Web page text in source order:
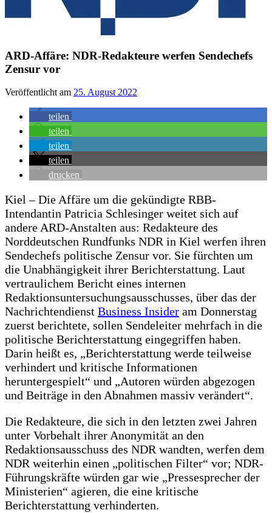
ARD-Affäre: NDR-Redakteure werfen Sendechefs
Zensur vor
Veröffentlicht am 25. August 2022
teilen
teilen
teilen
teilen
drucken
Kiel – Die Affäre um die gekündigte RBB-
Intendantin Patricia Schlesinger weitet sich auf
andere ARD-Anstalten aus: Redakteure des
Norddeutschen Rundfunks NDR in Kiel werfen ihren
Sendechefs politische Zensur vor. Sie fürchten um
die Unabhängigkeit ihrer Berichterstattung. Laut
vertraulichem Bericht eines internen
Redaktionsuntersuchungsausschusses, über das der
Nachrichtendienst Business Insider am Donnerstag
zuerst berichtete, sollen Sendeleiter mehrfach in die
politische Berichterstattung eingegriffen haben.
Darin heißt es, „Berichterstattung werde teilweise
verhindert und kritische Informationen
heruntergespielt“ und „Autoren würden abgezogen
und Beiträge in den Abnahmen massiv verändert“.
Die Redakteure, die sich in den letzten zwei Jahren
unter Vorbehalt ihrer Anonymität an den
Redaktionsausschuss des NDR wandten, werfen dem
NDR weiterhin einen „politischen Filter“ vor; NDR-
Führungskräfte würden gar wie „Pressesprecher der
Ministerien“ agieren, die eine kritische
Berichterstattung verhinderten.